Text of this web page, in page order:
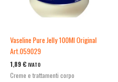
Vaseline Pure Jelly 100Ml Original
Art.059029
1,89 € IVATO
Creme e trattamenti corpo